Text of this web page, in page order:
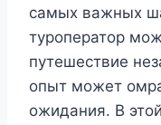
самых важных
туроператор
путешествие
опыт может
ожидания. В